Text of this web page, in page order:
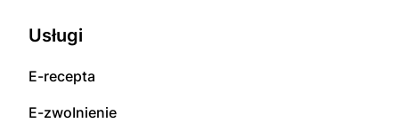
Usługi
E-rесерta
E-zwоInіenіе